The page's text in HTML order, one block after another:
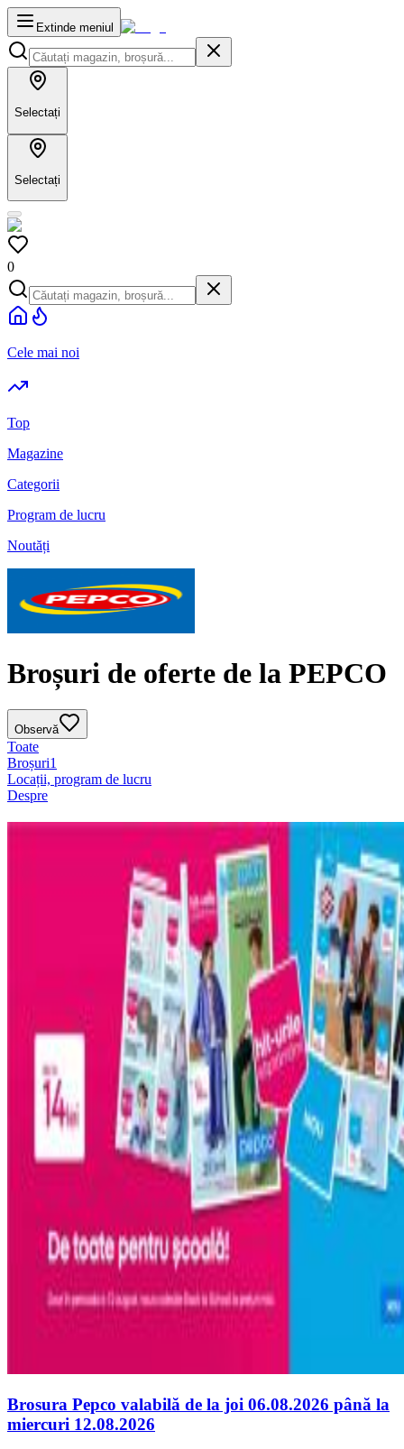
Extinde meniul
Selectați
Selectați
0
Cele mai noi
Top
Magazine
Categorii
Program de lucru
Noutăți
Broșuri de oferte de la PEPCO
Observă
Toate
Broșuri1
Locații, program de lucru
Despre
Brosura Pepco valabilă de la joi 06.08.2026 până la
miercuri 12.08.2026